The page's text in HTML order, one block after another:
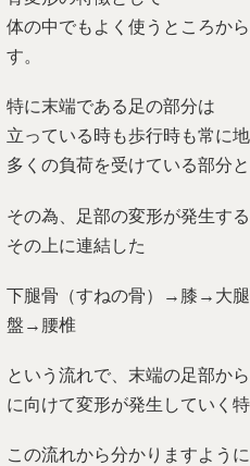
体の中でもよく使うところか
す。
特に末端である足の部分は
立っている時も歩行時も常に
多くの負荷を受けている部分と
その為、足部の変形が発生す
その上に連結した
下腿骨（すねの骨）→膝→大
盤→腰椎
という流れで、末端の足部か
に向けて変形が発生していく
この流れから分かりますように